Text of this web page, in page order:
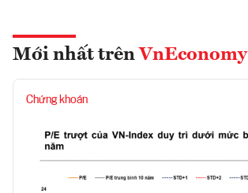
Mới nhất trên VnEconomy
Chứng khoán